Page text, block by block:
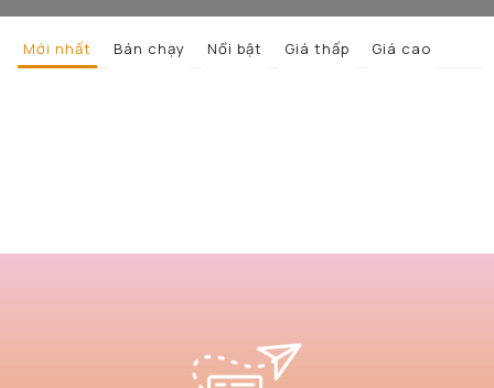
Mới nhất Bán chạy Nổi bật Giá thấp Giá cao